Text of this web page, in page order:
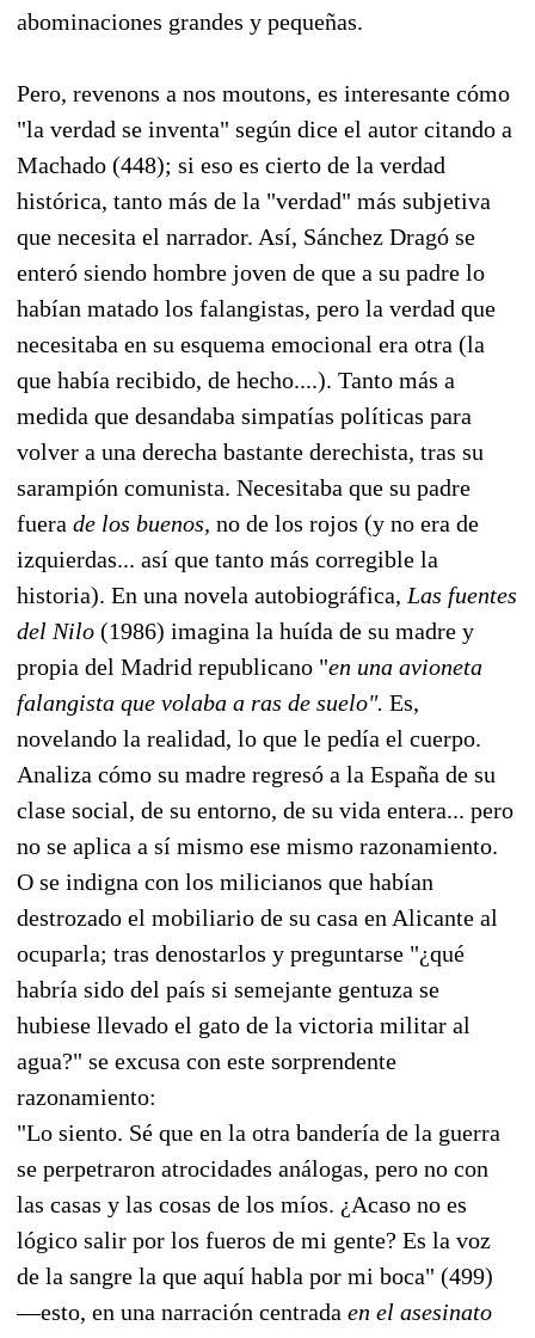
abominaciones grandes y pequeñas.
Pero, revenons a nos moutons, es interesante cómo
"la verdad se inventa" según dice el autor citando a
Machado (448); si eso es cierto de la verdad
histórica, tanto más de la "verdad" más subjetiva
que necesita el narrador. Así, Sánchez Dragó se
enteró siendo hombre joven de que a su padre lo
habían matado los falangistas, pero la verdad que
necesitaba en su esquema emocional era otra (la
que había recibido, de hecho....). Tanto más a
medida que desandaba simpatías políticas para
volver a una derecha bastante derechista, tras su
sarampión comunista. Necesitaba que su padre
fuera de los buenos, no de los rojos (y no era de
izquierdas... así que tanto más corregible la
historia). En una novela autobiográfica, Las fuentes
del Nilo (1986) imagina la huída de su madre y
propia del Madrid republicano "en una avioneta
falangista que volaba a ras de suelo". Es,
novelando la realidad, lo que le pedía el cuerpo.
Analiza cómo su madre regresó a la España de su
clase social, de su entorno, de su vida entera... pero
no se aplica a sí mismo ese mismo razonamiento.
O se indigna con los milicianos que habían
destrozado el mobiliario de su casa en Alicante al
ocuparla; tras denostarlos y preguntarse "¿qué
habría sido del país si semejante gentuza se
hubiese llevado el gato de la victoria militar al
agua?" se excusa con este sorprendente
razonamiento:
"Lo siento. Sé que en la otra bandería de la guerra
se perpetraron atrocidades análogas, pero no con
las casas y las cosas de los míos. ¿Acaso no es
lógico salir por los fueros de mi gente? Es la voz
de la sangre la que aquí habla por mi boca" (499)
—esto, en una narración centrada en el asesinato